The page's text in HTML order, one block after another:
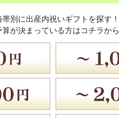
帯別に出産内祝いギフトを探す！
算が決まっている方はコチラから